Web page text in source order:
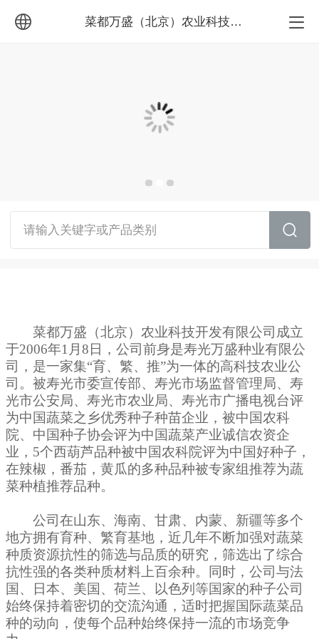
菜都万盛（北京）农业科技开发有限公司
请输入关键字或产品类别
菜都万盛（北京）农业科技开发有限公司成立
于2006年1月8日，公司前身是寿光万盛种业有限公
司，是一家集“育、繁、推”为一体的高科技农业公
司。被寿光市委宣传部、寿光市场监督管理局、寿
光市公安局、寿光市农业局、寿光市广播电视台评
为中国蔬菜之乡优秀种子种苗企业，被中国农科
院、中国种子协会评为中国蔬菜产业诚信农资企
业，5个西葫芦品种被中国农科院评为中国好种子，
在辣椒，番茄，黄瓜的多种品种被专家组推荐为蔬
菜种植推荐品种。
公司在山东、海南、甘肃、内蒙、新疆等多个
地方拥有育种、繁育基地，近几年不断加强对蔬菜
种质资源抗性的筛选与品质的研究，筛选出了综合
抗性强的各类种质材料上百余种。同时，公司与法
国、日本、美国、荷兰、以色列等国家的种子公司
始终保持着密切的交流沟通，适时把握国际蔬菜品
种的动向，使每个品种始终保持一流的市场竞争